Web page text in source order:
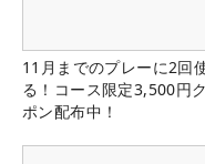
11月までのプレーに2回
る！コース限定3,500円
ポン配布中！